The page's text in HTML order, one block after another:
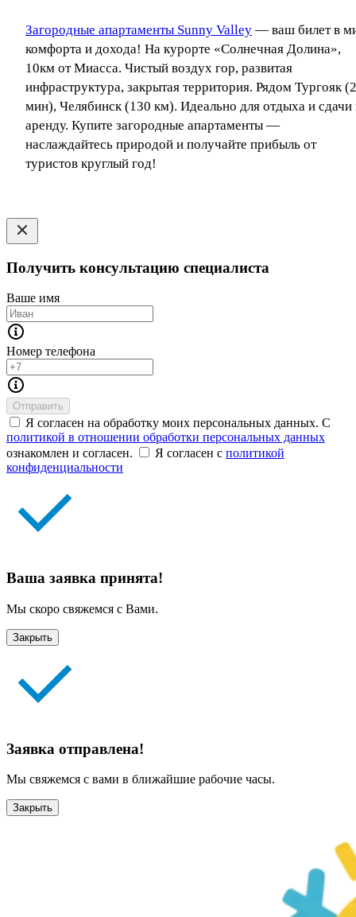
Загородные апартаменты Sunny Valley — ваш билет в
комфорта и дохода! На курорте «Солнечная Долина»,
10км от Миасса. Чистый воздух гор, развитая
инфраструктура, закрытая территория. Рядом Тургояк
мин), Челябинск (130 км). Идеально для отдыха и сдачи
аренду. Купите загородные апартаменты —
наслаждайтесь природой и получайте прибыль от
туристов круглый год!
Получить консультацию специалиста
Ваше имя
Номер телефона
Отправить
Я согласен на обработку моих персональных данных. С
политикой в отношении обработки персональных данных
ознакомлен и согласен.
Я согласен с политикой
конфиденциальности
Ваша заявка принята!
Мы скоро свяжемся с Вами.
Закрыть
Заявка отправлена!
Мы свяжемся с вами в ближайшие рабочие часы.
Закрыть